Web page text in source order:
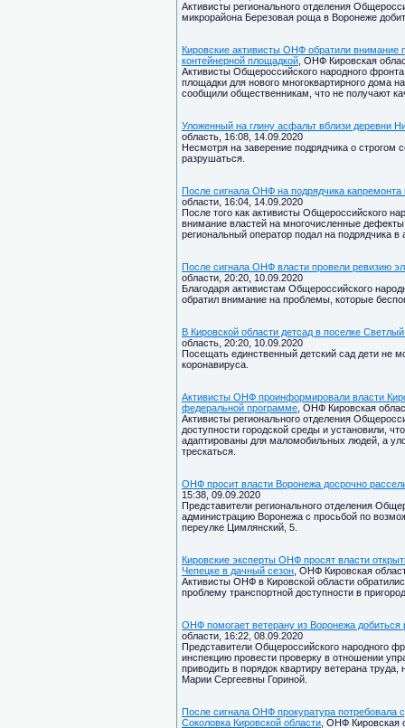
Активисты регионального отделения
микрорайона Березовая роща в Воронеже
Кировские активисты ОНФ обратили внимание
контейнерной площадкой , ОНФ Кировская
Активисты Общероссийского народного
площадки для нового многоквартирного дома
сообщили общественникам, что не получают
Уложенный на глину асфальт вблизи деревни
область, 16:08, 14.09.2020
Несмотря на заверение подрядчика о строгом
разрушаться.
После сигнала ОНФ на подрядчика
области, 16:04, 14.09.2020
После того как активисты Общероссийского
внимание властей на многочисленные
региональный оператор подал на подрядчика в
После сигнала ОНФ власти провели ревизию
области, 20:20, 10.09.2020
Благодаря активистам Общероссийского
обратил внимание на проблемы, которые
В Кировской области детсад в поселке
область, 20:20, 10.09.2020
Посещать единственный детский сад дети не
коронавируса.
Активисты ОНФ проинформировали власти
федеральной программе , ОНФ Кировская
Активисты регионального отделения
доступности городской среды и установили,
адаптированы для маломобильных людей, а
трескаться.
ОНФ просит власти Воронежа досрочно
15:38, 09.09.2020
Представители регионального отделения
администрацию Воронежа с просьбой по
переулке Цимлянский, 5.
Кировские эксперты ОНФ просят власти
Чепецке в дачный сезон , ОНФ Кировская
Активисты ОНФ в Кировской области
проблему транспортной доступности в
ОНФ помогает ветерану из Воронежа добиться
области, 16:22, 08.09.2020
Представители Общероссийского народного
инспекцию провести проверку в отношении
приводить в порядок квартиру ветерана
Марии Сергеевны Гориной.
После сигнала ОНФ прокуратура потребовала
Соколовка Кировской области , ОНФ Кировская